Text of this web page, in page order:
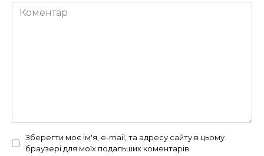
Коментар
Зберегти моє ім'я, e-mail, та адресу сайту в цьому
браузері для моїх подальших коментарів.